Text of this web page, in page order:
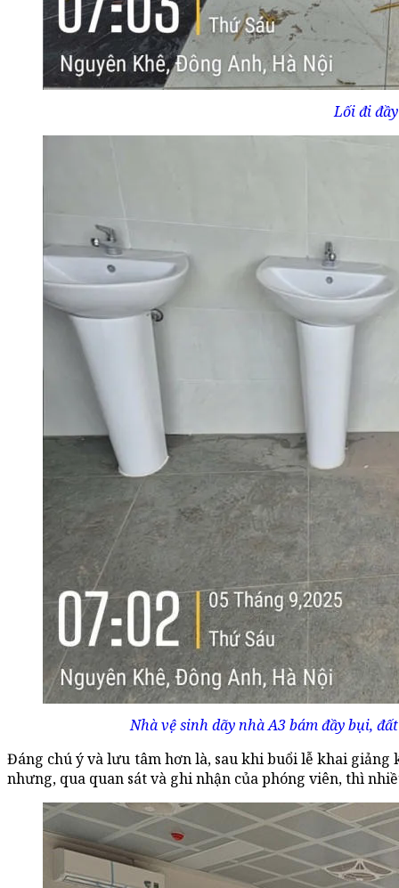
Lối đi
Nhà vệ sinh dãy nhà A3 bám đầy bụi,
Đáng chú ý và lưu tâm hơn là, sau khi buổi lễ khai giảng
nhưng, qua quan sát và ghi nhận của phóng viên, thì